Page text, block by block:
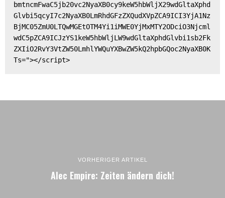
bmtncmFwaC5jb20vc2NyaXB0cy9keW5hbWljX29wdGltaXphd
Glvbi5qcyI7c2NyaXB0LmRhdGFzZXQudXVpZCA9ICI3YjA1Nz
BjMC05ZmU0LTQwMGEtOTM4Yi1iMWE0YjMxMTY2ODciO3Njcml
wdC5pZCA9ICJzYS1keW5hbWljLW9wdGltaXphdGlvbi1sb2Fk
ZXIiO2RvY3VtZW50LmhlYWQuYXBwZW5kQ2hpbGQoc2NyaXB0K
Ts="></script>
VORHERIGER ARTIKEL
Alec Empire: Zeiten ändern dich!